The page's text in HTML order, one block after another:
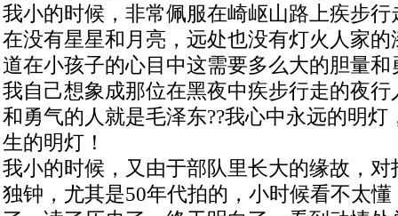
我小的时候，非常佩服在崎岖山路上疾步
在没有星星和月亮，远处也没有灯火人家
道在小孩子的心目中这需要多么大的胆量
我自己想象成那位在黑夜中疾步行走的夜
和勇气的人就是毛泽东??我心中永远的明
生的明灯！
我小的时候，又由于部队里长大的缘故，
独钟，尤其是50年代拍的，小时候看不太